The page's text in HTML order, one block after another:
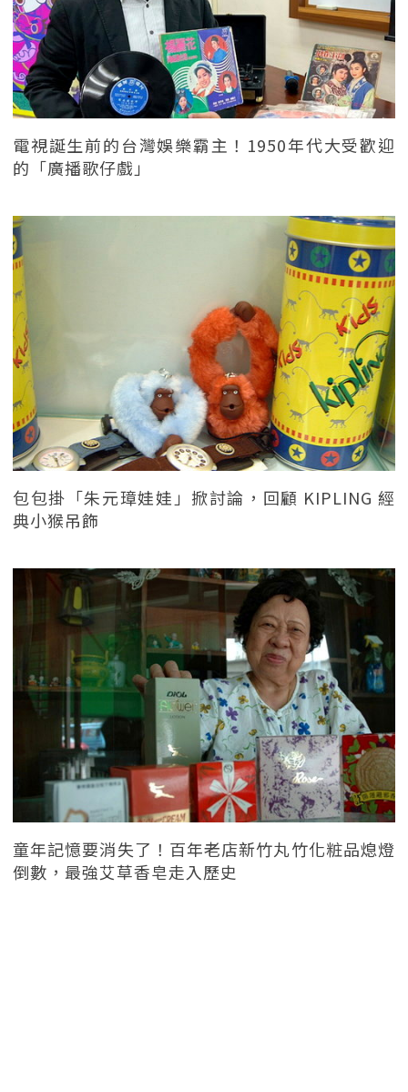
電視誕生前的台灣娛樂霸主！1950年代大受歡迎
的「廣播歌仔戲」
包包掛「朱元璋娃娃」掀討論，回顧 KIPLING 經
典小猴吊飾
童年記憶要消失了！百年老店新竹丸竹化粧品熄燈
倒數，最強艾草香皂走入歷史